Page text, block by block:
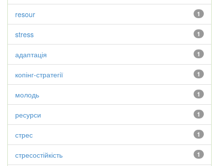
1
resour
1
stress
1
адаптація
1
копінг-стратегії
1
молодь
1
ресурси
1
стрес
1
стресостійкість